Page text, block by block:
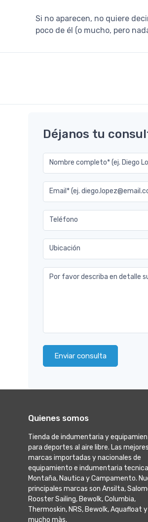
Si no aparecen, no quiere
poco de él (o mucho, pero
Déjanos tu
Nombre completo* (ej. Diego
Email* (ej.
Teléfono
Ubicación
Por favor describa en detalle
Enviar consulta
Quienes somos
Tienda de indumentaria y
para deportes al aire libre. Las mejores
marcas importadas y nacionales de
equipamiento e indumentaria
Montaña, Nautica y Campamento.
principales marcas son Ansilta,
Rooster Sailing, Bewolk, Columbia,
Thermoskin, NRS, Bewolk, Aquafloat y
mucho màs.